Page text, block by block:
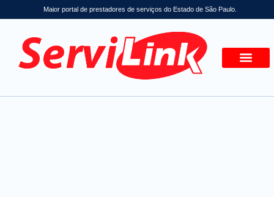
Maior portal de prestadores de serviços do Estado de São Paulo.